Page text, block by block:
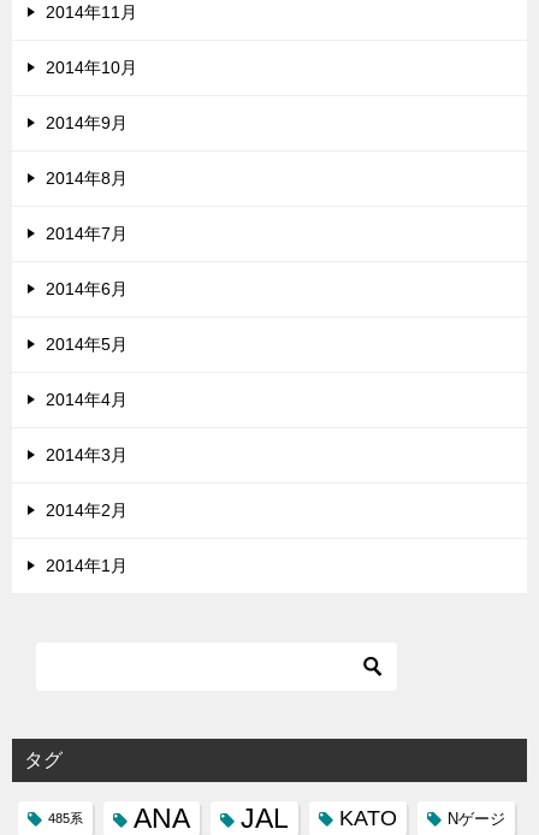
2014年11月
2014年10月
2014年9月
2014年8月
2014年7月
2014年6月
2014年5月
2014年4月
2014年3月
2014年2月
2014年1月
タグ
485系 ANA JAL KATO Nゲージ